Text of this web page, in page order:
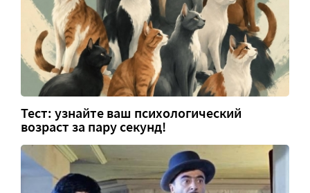
Тест: узнайте ваш психологический
возраст за пару секунд!